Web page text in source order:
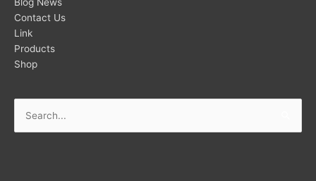
Contact Us
Link
Products
Shop